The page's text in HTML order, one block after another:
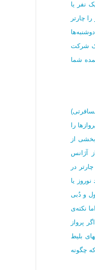
نفر یا
چارتر
یک شرکت
شما
را
از
آژانس
در
یا
و دُبی
نکته‌ی
پرواز
بلیط
چگونه